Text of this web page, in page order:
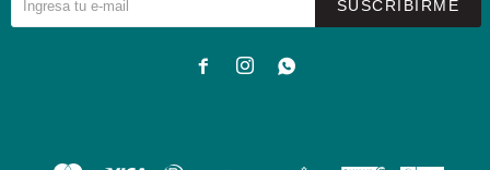
SUSCRIBIRME
  